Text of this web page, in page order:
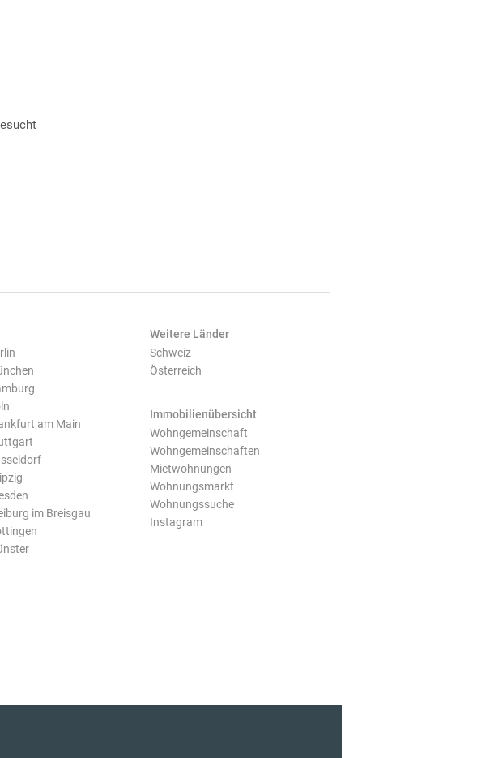
am Main
im Breisgau
Weitere Länder
Schweiz
Österreich
Immobilienübersicht
Wohngemeinschaft
Wohngemeinschaften
Mietwohnungen
Wohnungsmarkt
Wohnungssuche
Instagram